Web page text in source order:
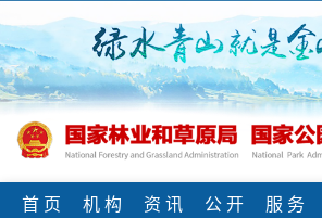
首 页 机 构 资 讯 公 开 服 务